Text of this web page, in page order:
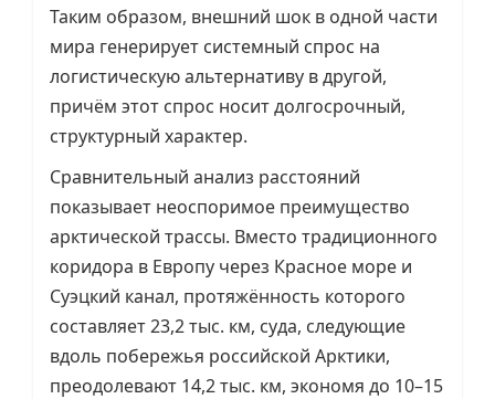
Таким образом, внешний шок в одной части
мира генерирует системный спрос на
логистическую альтернативу в другой,
причём этот спрос носит долгосрочный,
структурный характер.
Сравнительный анализ расстояний
показывает неоспоримое преимущество
арктической трассы. Вместо традиционного
коридора в Европу через Красное море и
Суэцкий канал, протяжённость которого
составляет 23,2 тыс. км, суда, следующие
вдоль побережья российской Арктики,
преодолевают 14,2 тыс. км, экономя до 10–15